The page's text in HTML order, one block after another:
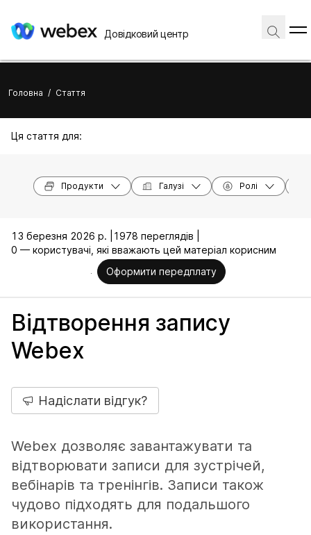
Довідковий центр
Головна / Стаття
Ця стаття для:
Продукти Галузі Ролі
13 березня 2026 р. |
1978 переглядів |
0 — користувачі, які вважають цей матеріал корисним
Оформити передплату
Відтворення запису
Webex
Надіслати відгук?
Webex дозволяє завантажувати та
відтворювати записи для зустрічей,
вебінарів та тренінгів. Записи також
чудово підходять для подальшого
використання.